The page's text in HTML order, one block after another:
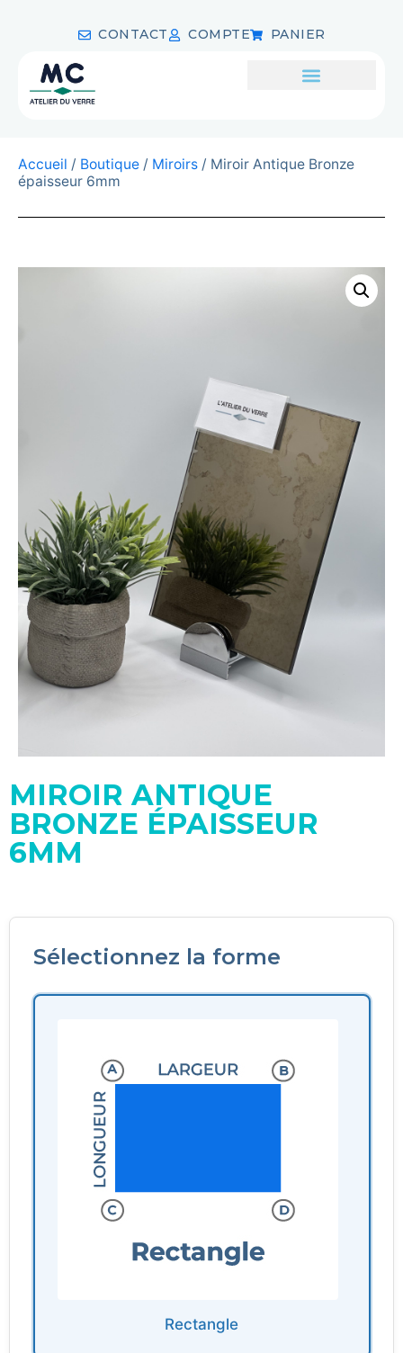
CONTACT COMPTE PANIER
Accueil / Boutique / Miroirs / Miroir Antique Bronze
épaisseur 6mm
MIROIR ANTIQUE
BRONZE ÉPAISSEUR
6MM
Sélectionnez la forme
Rectangle